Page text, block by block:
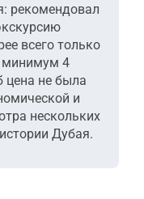
рекомендовал
всего только
минимум 4
цена не была
и
нескольких
Дубая.